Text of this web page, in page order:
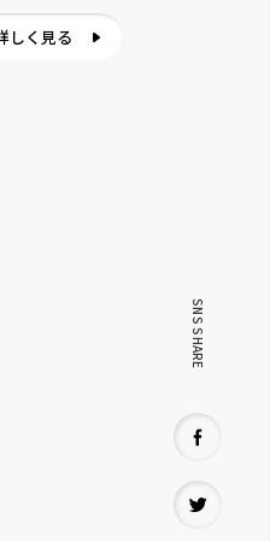
しく見る
SNS SHARE